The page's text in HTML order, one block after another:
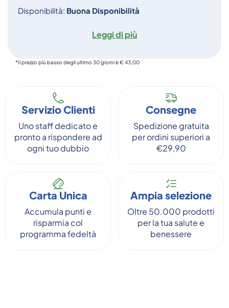
Disponibilità: Buona Disponibilità
Leggi di più
*Il prezzo più basso degli ultimo 30 giorni è € 43,00
Servizio Clienti
Uno staff dedicato e
pronto a rispondere ad
ogni tuo dubbio
Consegne
Spedizione gratuita
per ordini superiori a
€29,90
Carta Unica
Accumula punti e
risparmia col
programma fedeltà
Ampia selezione
Oltre 50.000 prodotti
per la tua salute e
benessere